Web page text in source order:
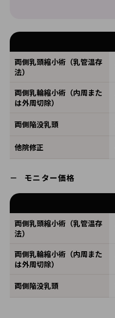
両側乳頭縮小術（乳管温存
法）
両側乳輪縮小術（内周また
は外周切除）
両側陥没乳頭
他院修正
モニター価格
両側乳頭縮小術（乳管温存
法）
両側乳輪縮小術（内周また
は外周切除）
両側陥没乳頭